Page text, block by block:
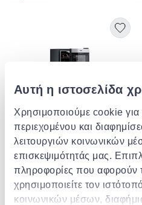
Αυτή η ιστοσελίδα
Χρησιμοποιούμε cookie για
περιεχομένου και
λειτουργιών κοινωνικών
επισκεψιμότητάς μας.
πληροφορίες που αφορούν
χρησιμοποιείτε τον
κοινωνικών μέσων,
DOMETIC
Dometic c55f compressor wine
cooler, single-zone,
freestanding, 55 bottles
€ 2,000.00